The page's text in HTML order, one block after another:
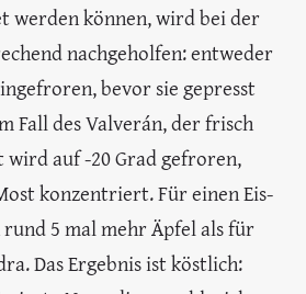
werden können, wird bei der
nachgeholfen: entweder
bevor sie gepresst
Fall des Valverán, der frisch
wird auf -20 Grad gefroren,
konzentriert. Für einen Eis-
5 mal mehr Äpfel als für
Das Ergebnis ist köstlich: